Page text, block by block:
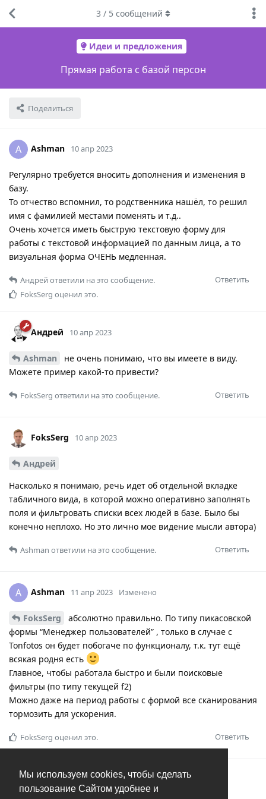
Мы используем cookies, чтобы сделать
пользование Сайтом удобнее и
Идеи и предложения
Прямая работа с базой персон
Поделиться
3 / 5 сообщений
A Ashman 10 апр 2023
Регулярно требуется вносить дополнения и изменения в
базу.
То отчество вспомнил, то родственника нашёл, то решил
имя с фамилией местами поменять и т.д..
Очень хочется иметь быструю текстовую форму для
работы с текстовой информацией по данным лица, а то
визуальная форма ОЧЕНЬ медленная.
Ответить
Андрейответили на это сообщение.
FoksSerg оценил это.
Андрей 10 апр 2023
Ashman
не очень понимаю, что вы имеете в виду.
Можете пример какой-то привести?
Ответить
FoksSerg ответили на это сообщение.
FoksSerg 10 апр 2023
Андрей
Насколько я понимаю, речь идет об отдельной вкладке
табличного вида, в которой можно оперативно заполнять
поля и фильтровать списки всех людей в базе. Было бы
конечно неплохо. Но это лично мое видение мысли автора)
Ответить
Ashman ответили на это сообщение.
A Ashman 11 апр 2023 Изменено
FoksSerg
абсолютно правильно. По типу пикасовской
формы “Менеджер пользователей” , только в случае с
Tonfotos он будет побогаче по функционалу, т.к. тут ещё
всякая родня есть
Главное, чтобы работала быстро и были поисковые
фильтры (по типу текущей f2)
Можно даже на период работы с формой все сканирования
тормозить для ускорения.
Ответить
FoksSerg оценил это.
2 МЕСЯЦАСПУСТЯ